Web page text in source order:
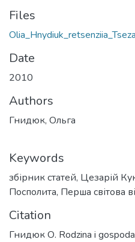
Files
Date
2010
Authors
Гнидюк, Ольга
Keywords
збірник статей, Цезарій
Посполита, Перша світова
Citation
Гнидюк О. Rodzina i